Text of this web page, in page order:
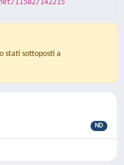
11582/142215
stati sottoposti a
ND